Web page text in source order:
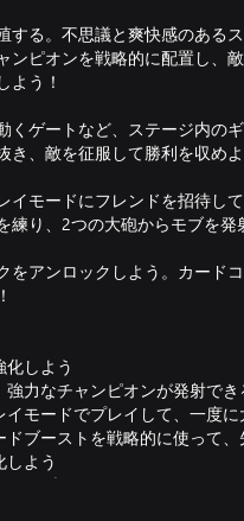
する。不思議と爽快感のある
ンピオンを戦略的に配置し、
よう！
くゲートなど、ステージ内の
、敵を征服して勝利を収めよ
イモードにフレンドを招待し
練り、2つの大砲からモブを発
をアンロックしよう。カード
しよう
力なチャンピオンが発射でき
モードでプレイして、一度に
ブーストを戦略的に使って、
よう
モブ、レインボーレイジ・ア